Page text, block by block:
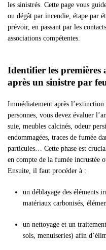
les sinistrés. Cette page vous
ou dégât par incendie, étape par
prévoir, en passant par les
associations compétentes.
Identifier les premières
après un sinistre par
Immédiatement après l’extinction
personnes, vous devez évaluer
suie, meubles calcinés, odeur
endommagées, traces de fumée
particules… Cette phase est
en compte de la fumée incrustée
Ensuite, il faut procéder à :
un déblayage des éléments
matériaux carbonisés,
un nettoyage et un
sols, menuiseries) afin